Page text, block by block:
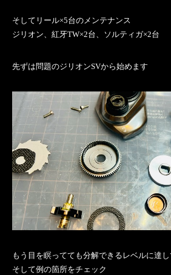
そしてリール×5台のメンテナンス
ジリオン、紅牙TW×2台、ソルティガ×2台
先ずは問題のジリオンSVから始めます
もう目を瞑ってても分解できるレベルに達
そして例の箇所をチェック